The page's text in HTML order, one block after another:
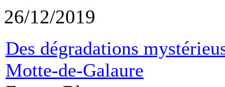
26/12/2019
Des dégradations
Motte-de-Galaure